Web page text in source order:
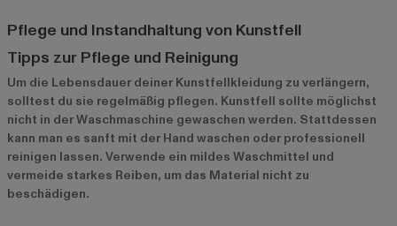
Pflege und Instandhaltung von Kunstfell
Tipps zur Pflege und Reinigung
Um die Lebensdauer deiner Kunstfellkleidung zu verlängern,
solltest du sie regelmäßig pflegen. Kunstfell sollte möglichst
nicht in der Waschmaschine gewaschen werden. Stattdessen
kann man es sanft mit der Hand waschen oder professionell
reinigen lassen. Verwende ein mildes Waschmittel und
vermeide starkes Reiben, um das Material nicht zu
beschädigen.